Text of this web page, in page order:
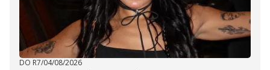
DO R7/04/08/2026